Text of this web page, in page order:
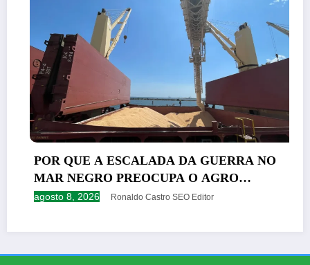
POR QUE A ESCALADA DA GUERRA NO
MAR NEGRO PREOCUPA O AGRO
GLOBAL E O AGRO DO BRASIL
agosto 8, 2026 Ronaldo Castro SEO Editor